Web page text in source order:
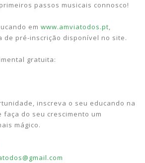
passos musicais connosco!
em www.amviatodos.pt,
de pré-inscrição disponível no site.
gratuita:
inscreva o seu educando na
do seu crescimento um
mágico.